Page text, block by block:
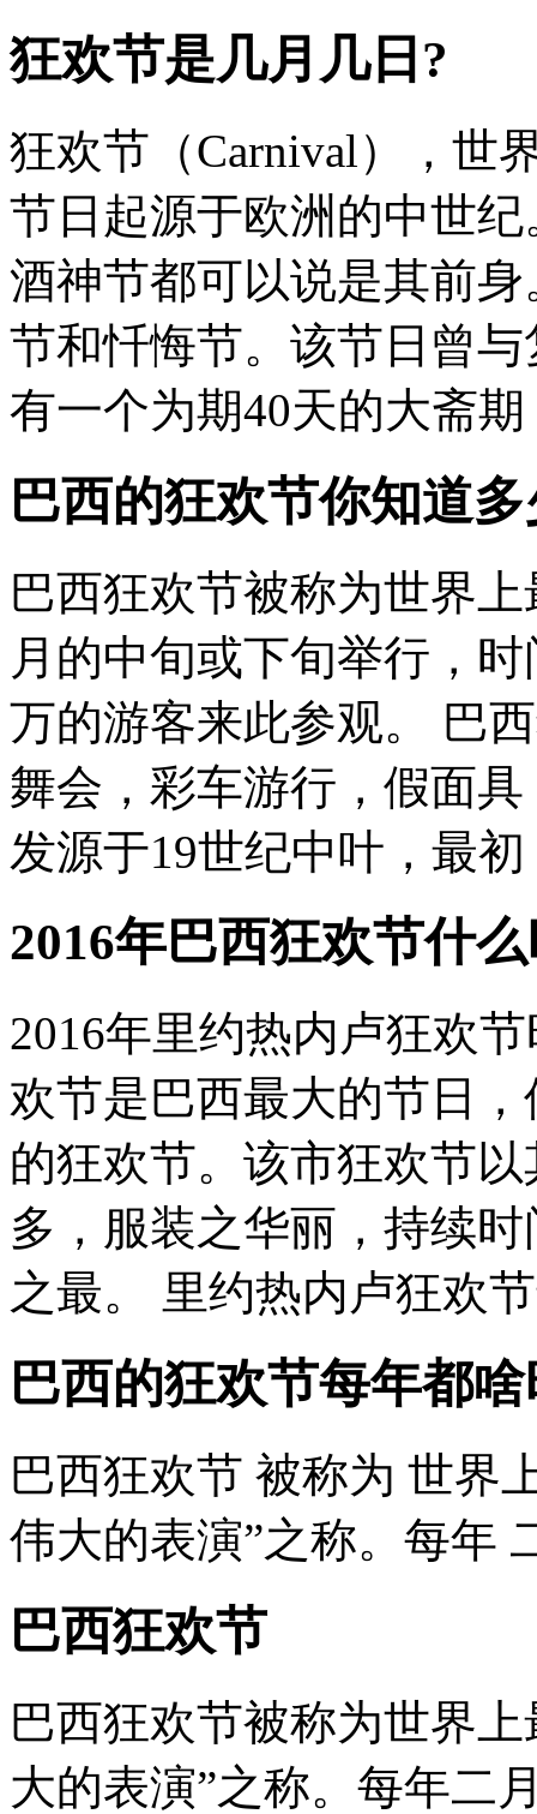
狂欢节是几月几日?
狂欢节（Carnival），世
节日起源于欧洲的中世
酒神节都可以说是其前
节和忏悔节。该节日曾
有一个为期40天的大斋
巴西的狂欢节你知道
巴西狂欢节被称为世界
月的中旬或下旬举行，
万的游客来此参观。 巴
舞会，彩车游行，假面
发源于19世纪中叶，最
2016年巴西狂欢节什
2016年里约热内卢狂欢
欢节是巴西最大的节日
的狂欢节。该市狂欢节
多，服装之华丽，持续
之最。 里约热内卢狂欢
巴西的狂欢节每年都
巴西狂欢节 被称为 世界
伟大的表演”之称。每年
巴西狂欢节
巴西狂欢节被称为世界
大的表演”之称。每年二